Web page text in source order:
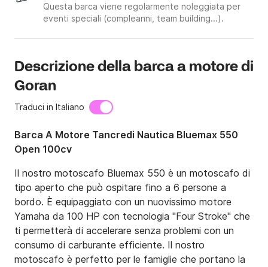
Questa barca viene regolarmente noleggiata per
eventi speciali (compleanni, team building...).
Descrizione della barca a motore di
Goran
Traduci in Italiano
Barca A Motore Tancredi Nautica Bluemax 550
Open 100cv
Il nostro motoscafo Bluemax 550 è un motoscafo di
tipo aperto che può ospitare fino a 6 persone a
bordo. È equipaggiato con un nuovissimo motore
Yamaha da 100 HP con tecnologia "Four Stroke" che
ti permetterà di accelerare senza problemi con un
consumo di carburante efficiente. Il nostro
motoscafo è perfetto per le famiglie che portano la